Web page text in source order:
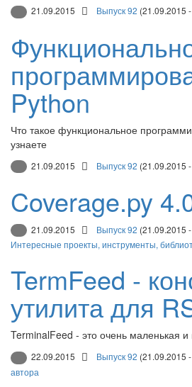
21.09.2015 Выпуск 92 (21.09.2015
Python
Что такое функциональное
узнаете
21.09.2015 Выпуск 92 (21.09.2015
Coverage.py
21.09.2015 Выпуск 92 (21.09.2015
Интересные проекты, инструменты,
TermFeed -
утилита для
TerminalFeed - это очень маленькая и
22.09.2015 Выпуск 92 (21.09.2015
автора